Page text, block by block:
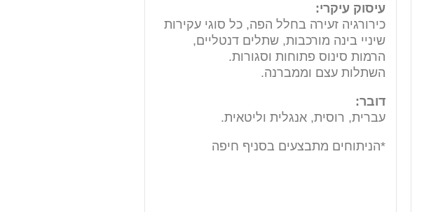
עיסוק עיקרי:
כירורגיה זעירה בחלל הפה, כל סוגי עקירות
שיניי בינה מורכבות, שתלים דנטליים,
הרמות סינוס פתוחות וסגורות.
השתלות עצם וממברנה.
דובר:
עברית, רוסית, אנגלית וליטאית.
*הניתוחים מתבצעים בסניף חיפה